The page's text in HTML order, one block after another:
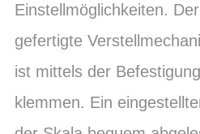
Einstellmöglichkeiten.
gefertigte
ist mittels der
klemmen. Ein